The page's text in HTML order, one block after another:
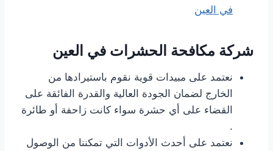
في العين
شركة مكافحة الحشرات في العين
نعتمد على مبيدات قوية نقوم باستيرادها من
الخارج لضمان الجودة العالية والقدرة الفائقة على
القضاء على أي حشرة سواء كانت زاحفة أو طائرة
.
نعتمد على أحدث الأدوات التي تمكننا من الوصول